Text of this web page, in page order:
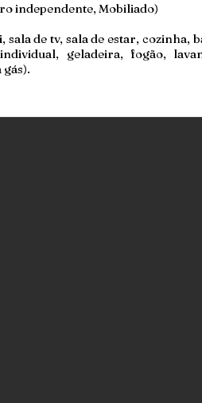
independente, Mobiliado)
sala de tv, sala de estar,
geladeira, fogão,